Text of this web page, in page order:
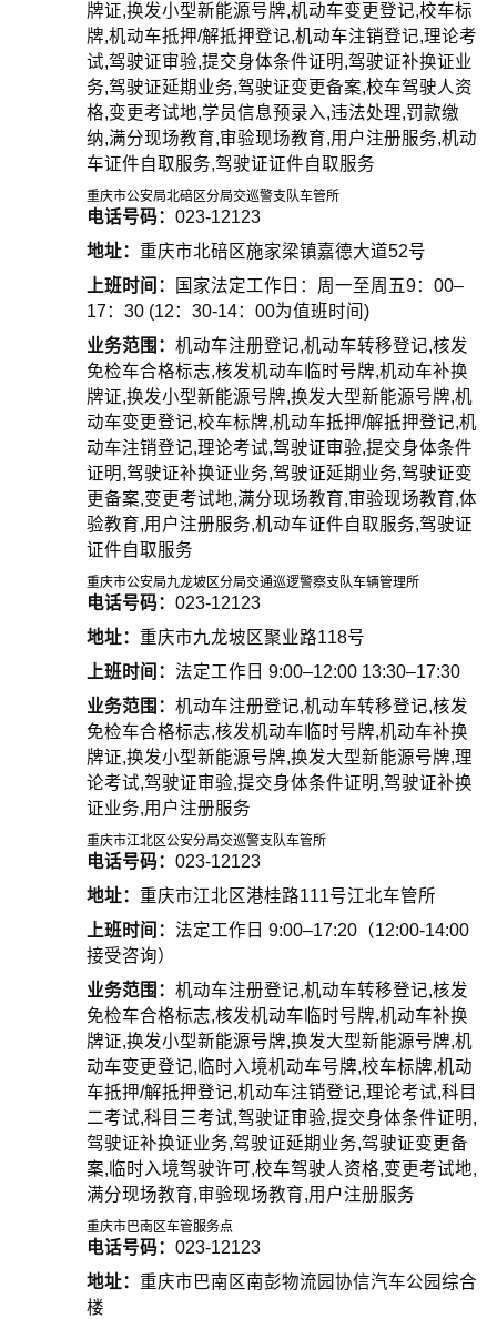
牌证,换发小型新能源号牌,机动车变更登记,校车标
牌,机动车抵押/解抵押登记,机动车注销登记,理论考
试,驾驶证审验,提交身体条件证明,驾驶证补换证业
务,驾驶证延期业务,驾驶证变更备案,校车驾驶人资
格,变更考试地,学员信息预录入,违法处理,罚款缴
纳,满分现场教育,审验现场教育,用户注册服务,机动
车证件自取服务,驾驶证证件自取服务
重庆市公安局北碚区分局交巡警支队车管所
电话号码： 023-12123
地址： 重庆市北碚区施家梁镇嘉德大道52号
上班时间：
国家法定工作日：周一至周五9：00–
17：30 (12：30-14：00为值班时间)
业务范围： 机动车注册登记,机动车转移登记,核发
免检车合格标志,核发机动车临时号牌,机动车补换
牌证,换发小型新能源号牌,换发大型新能源号牌,机
动车变更登记,校车标牌,机动车抵押/解抵押登记,机
动车注销登记,理论考试,驾驶证审验,提交身体条件
证明,驾驶证补换证业务,驾驶证延期业务,驾驶证变
更备案,变更考试地,满分现场教育,审验现场教育,体
验教育,用户注册服务,机动车证件自取服务,驾驶证
证件自取服务
重庆市公安局九龙坡区分局交通巡逻警察支队车辆管理所
电话号码： 023-12123
地址： 重庆市九龙坡区聚业路118号
上班时间： 法定工作日 9:00–12:00 13:30–17:30
业务范围： 机动车注册登记,机动车转移登记,核发
免检车合格标志,核发机动车临时号牌,机动车补换
牌证,换发小型新能源号牌,换发大型新能源号牌,理
论考试,驾驶证审验,提交身体条件证明,驾驶证补换
证业务,用户注册服务
重庆市江北区公安分局交巡警支队车管所
电话号码： 023-12123
地址： 重庆市江北区港桂路111号江北车管所
上班时间： 法定工作日 9:00–17:20（12:00-14:00
接受咨询）
业务范围： 机动车注册登记,机动车转移登记,核发
免检车合格标志,核发机动车临时号牌,机动车补换
牌证,换发小型新能源号牌,换发大型新能源号牌,机
动车变更登记,临时入境机动车号牌,校车标牌,机动
车抵押/解抵押登记,机动车注销登记,理论考试,科目
二考试,科目三考试,驾驶证审验,提交身体条件证明,
驾驶证补换证业务,驾驶证延期业务,驾驶证变更备
案,临时入境驾驶许可,校车驾驶人资格,变更考试地,
满分现场教育,审验现场教育,用户注册服务
重庆市巴南区车管服务点
电话号码： 023-12123
地址： 重庆市巴南区南彭物流园协信汽车公园综合
楼